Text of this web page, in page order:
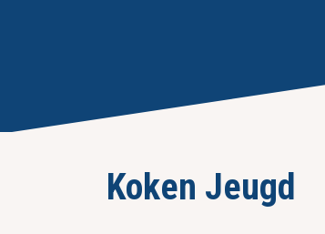
Koken Jeugd